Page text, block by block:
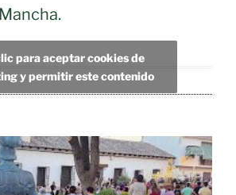
para aceptar cookies de
y permitir este contenido